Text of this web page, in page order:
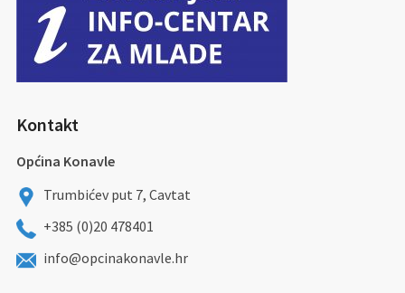
Kontakt
Općina Konavle
Trumbićev put 7, Cavtat
+385 (0)20 478401
info@opcinakonavle.hr